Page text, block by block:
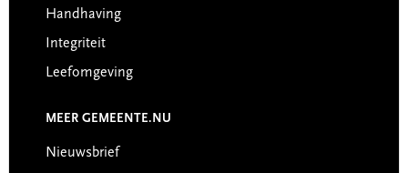
Handhaving
Integriteit
Leefomgeving
MEER GEMEENTE.NU
Nieuwsbrief